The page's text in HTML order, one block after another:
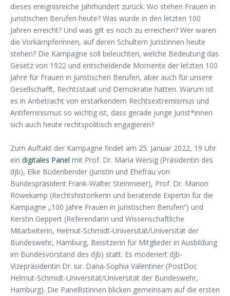
dieses ereignisreiche Jahrhundert zurück. Wo stehen Frauen in
juristischen Berufen heute? Was wurde in den letzten 100
Jahren erreicht? Und was gilt es noch zu erreichen? Wer waren
die Vorkämpferinnen, auf deren Schultern Juristinnen heute
stehen? Die Kampagne soll beleuchten, welche Bedeutung das
Gesetz von 1922 und entscheidende Momente der letzten 100
Jahre für Frauen in juristischen Berufen, aber auch für unsere
Gesellschafft, Rechtsstaat und Demokratie hatten. Warum ist
es in Anbetracht von erstarkendem Rechtsextremismus und
Antifeminismus so wichtig ist, dass gerade junge Jurist*innen
sich auch heute rechtspolitisch engagieren?
Zum Auftakt der Kampagne findet am 25. Januar 2022, 19 Uhr
ein digitales Panel mit Prof. Dr. Maria Wersig (Präsidentin des
djb), Elke Büdenbender (Juristin und Ehefrau von
Bundespräsident Frank-Walter Steinmeier), Prof. Dr. Marion
Röwekamp (Rechtshistorikerin und beratende Expertin für die
Kampagne „100 Jahre Frauen in juristischen Berufen“) und
Kerstin Geppert (Referendarin und Wissenschaftliche
Mitarbeiterin, Helmut-Schmidt-Universität/Universität der
Bundeswehr, Hamburg, Beisitzerin für Mitglieder in Ausbildung
im Bundesvorstand des djb) statt. Es moderiert djb-
Vizepräsidentin Dr. iur. Dana-Sophia Valentiner (PostDoc
Helmut-Schmidt-Universität/Universität der Bundeswehr,
Hamburg). Die Panellistinnen blicken gemeinsam auf die ersten